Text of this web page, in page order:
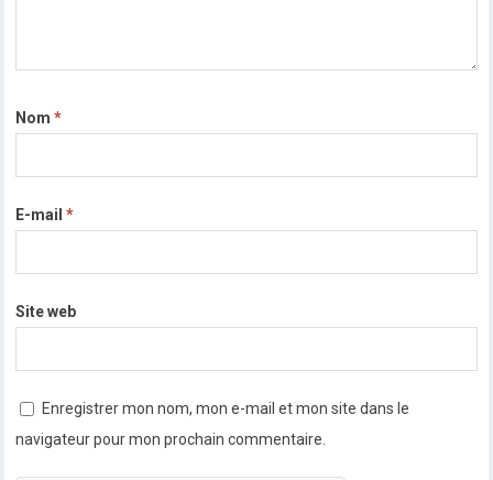
Nom*
E-mail*
Site web
Enregistrer mon nom, mon e-mail et mon site dans le
navigateur pour mon prochain commentaire.